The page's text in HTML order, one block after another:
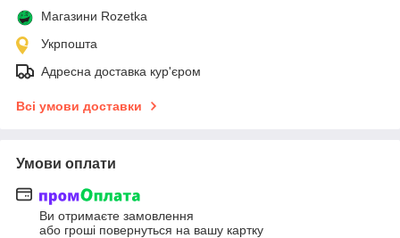
Магазини Rozetka
Укрпошта
Адресна доставка кур'єром
Всі умови доставки
Умови оплати
Ви отримаєте замовлення
або гроші повернуться на вашу картку